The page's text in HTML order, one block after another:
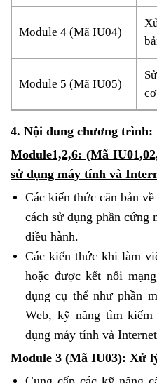
Module 4 (Mã IU04)
Module 5 (Mã IU05)
4. Nội dung chương trình:
Module1,2,6: (Mã
sử dụng máy tính và
Các kiến thức căn bản
cách sử dụng phần cứng
điều hành.
Các kiến thức khi làm
hoặc được kết nối
dụng cụ thể như phần
Web, kỹ năng tìm
dụng máy tính và
Module 3 (Mã IU03): Xử